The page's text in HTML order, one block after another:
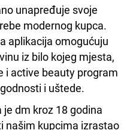
unapređuje svoje
modernog kupca.
aplikacija omogućuju
iz bilo kojeg mjesta,
i active beauty program
i uštede.
dm kroz 18 godina
našim kupcima izrastao